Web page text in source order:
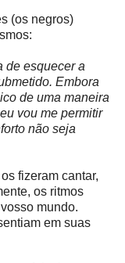
(os negros)
de esquecer a
Embora
de uma maneira
vou me permitir
não seja
fizeram cantar,
os ritmos
mundo.
em suas